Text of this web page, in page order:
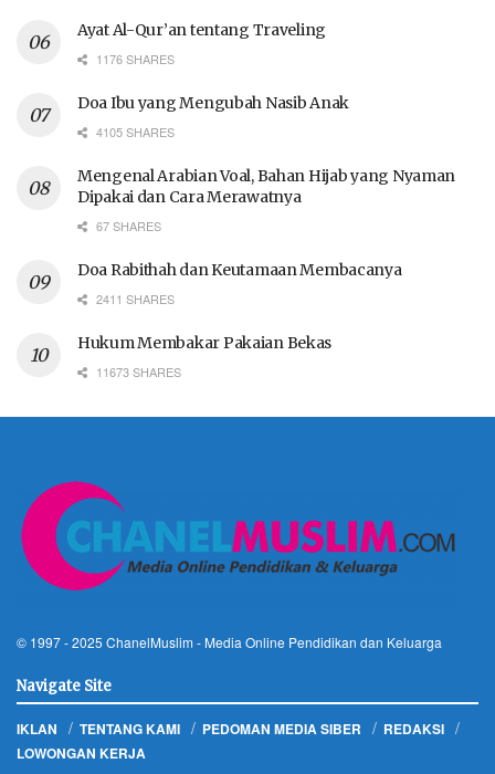
Ayat Al-Qur’an tentang Traveling
1176 SHARES
Doa Ibu yang Mengubah Nasib Anak
4105 SHARES
Mengenal Arabian Voal, Bahan Hijab yang Nyaman
Dipakai dan Cara Merawatnya
67 SHARES
Doa Rabithah dan Keutamaan Membacanya
2411 SHARES
Hukum Membakar Pakaian Bekas
11673 SHARES
© 1997 - 2025 ChanelMuslim - Media Online Pendidikan dan Keluarga
Navigate Site
IKLAN TENTANG KAMI PEDOMAN MEDIA SIBER
REDAKSI
LOWONGAN KERJA